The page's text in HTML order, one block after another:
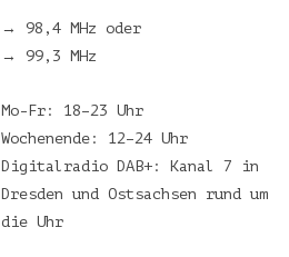
→ 98,4 MHz oder
→ 99,3 MHz
Mo-Fr: 18–23 Uhr
Wochenende: 12–24 Uhr
Digitalradio DAB+: Kanal 7 in
Dresden und Ostsachsen rund um
die Uhr